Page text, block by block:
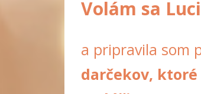
Volám sa
a pripravila som
darčekov,